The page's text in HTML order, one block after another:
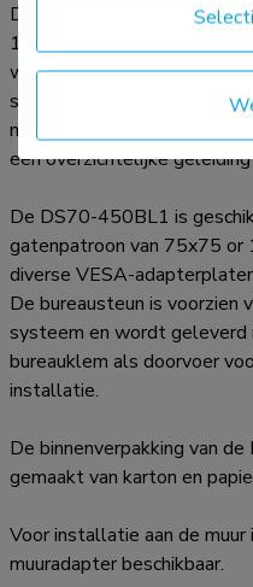
De DS70-450BL1 NEXT
180°-stopmechanisme,
worden, zelfs wanneer
scheidingspaneel is
maken. Het slimme
een overzichtelijke
De DS70-450BL1 is
gatenpatroon van 75x75
diverse VESA-
De bureausteun is voorzien
systeem en wordt
bureauklem als doorvoer
installatie.
De binnenverpakking van
gemaakt van karton en
Voor installatie aan de
muuradapter beschikbaar.